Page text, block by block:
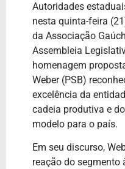
Autoridades
nesta quinta-feira
da Associação
Assembleia
homenagem
Weber (PSB)
excelência da
cadeia produtiva e
modelo para o país.
Em seu discurso,
reação do segmento